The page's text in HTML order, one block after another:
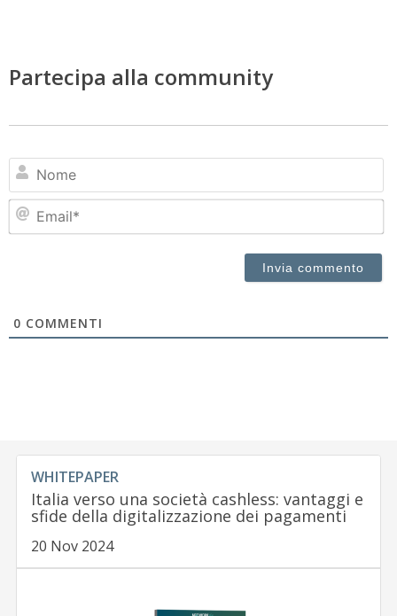
Partecipa alla community
0 COMMENTI
WHITEPAPER
Italia verso una società cashless: vantaggi e
sfide della digitalizzazione dei pagamenti
20 Nov 2024